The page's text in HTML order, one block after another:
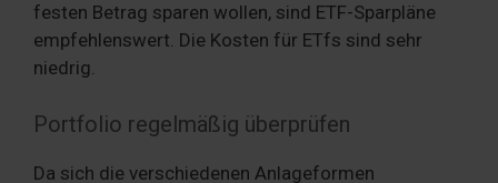
festen Betrag sparen wollen, sind ETF-Sparpläne
empfehlenswert. Die Kosten für ETfs sind sehr
niedrig.
Portfolio regelmäßig überprüfen
Da sich die verschiedenen Anlageformen